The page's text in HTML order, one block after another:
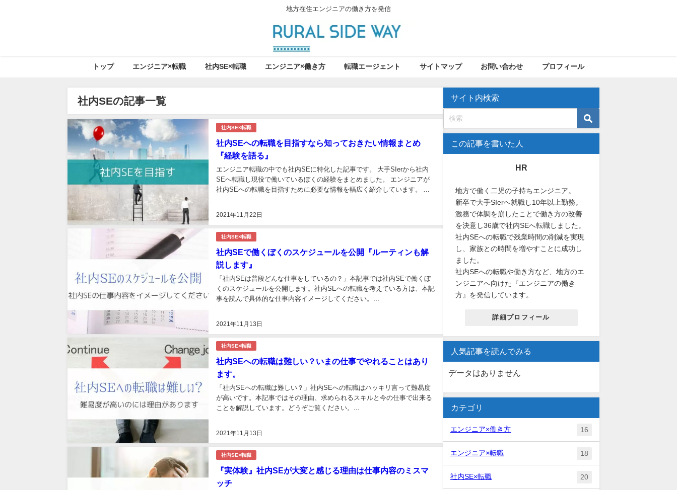
地方在住エンジニアの働き方を発信
トップ エンジニア×転職 社内SE×転職 エンジニア×働き方 転職エージェント サイトマップ お問い合わせ プロフィール
社内SEの記事一覧
社内SE×転職
社内SEへの転職を目指すなら知っておきたい情報まとめ
『経験を語る』
2021年11月22日
エンジニア転職の中でも社内SEに特化した記事です。 大手SIerから社内
SEへ転職し現役で働いているぼくの経験をまとめました。 エンジニアが
社内SEへの転職を目指すために必要な情報を幅広く紹介しています。 こ
社内SE×転職
社内SEで働くぼくのスケジュールを公開『ルーティンも解
説します』
2021年11月13日
「社内SEは普段どんな仕事をしているの？」本記事では社内SEで働くぼ
くのスケジュールを公開します。社内SEへの転職を考えている方は、本記
事を読んで具体的な仕事内容イメージしてください。...
社内SE×転職
社内SEへの転職は難しい？いまの仕事でやれることはあり
ます。
2021年11月13日
「社内SEへの転職は難しい？」社内SEへの転職はハッキリ言って難易度
が高いです。本記事ではその理由、求められるスキルと今の仕事で出来る
ことを解説しています。どうぞご覧ください。...
社内SE×転職
『実体験』社内SEが大変と感じる理由は仕事内容のミスマ
ッチ
サイト内検索
この記事を書いた人
HR
地方で働く二児の子持ちエンジニア。
新卒で大手SIerへ就職し10年以上勤務。
激務で体調を崩したことで働き方の改善
を決意し36歳で社内SEへ転職しました。
社内SEへの転職で残業時間の削減を実現
し、家族との時間を増やすことに成功し
ました。
社内SEへの転職や働き方など、地方のエ
ンジニアへ向けた『エンジニアの働き
方』を発信しています。
詳細プロフィール
人気記事を読んでみる
データはありません
カテゴリ
エンジニア×働き方 16
エンジニア×転職 18
社内SE×転職 20